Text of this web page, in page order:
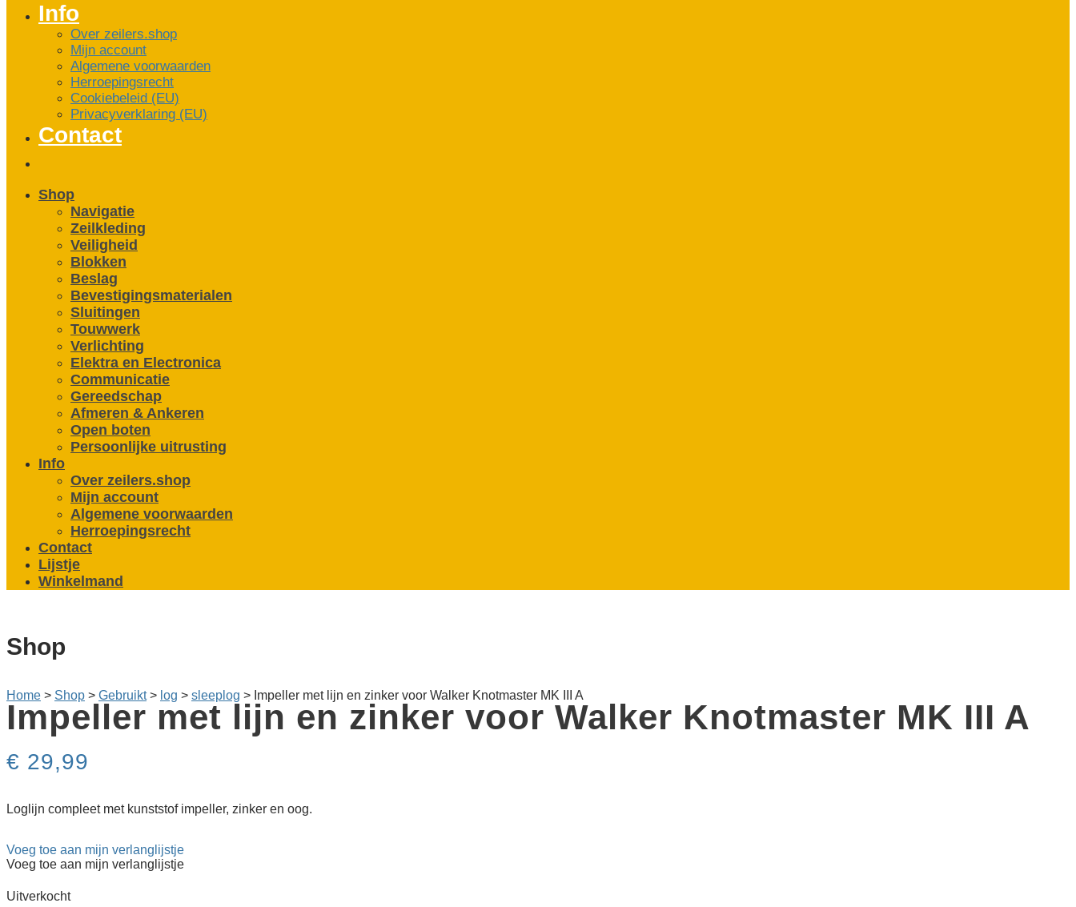
Info
Over zeilers.shop
Mijn account
Algemene voorwaarden
Herroepingsrecht
Cookiebeleid (EU)
Privacyverklaring (EU)
Contact
Shop
Navigatie
Zeilkleding
Veiligheid
Blokken
Beslag
Bevestigings­­materialen
Sluitingen
Touwwerk
Verlichting
Elektra en Electronica
Communicatie
Gereedschap
Afmeren & Ankeren
Open boten
Persoonlijke uitrusting
Info
Over zeilers.shop
Mijn account
Algemene voorwaarden
Herroepingsrecht
Contact
Lijstje
Winkelmand
Shop
Home > Shop > Gebruikt> log > sleeplog > Impeller met lijn en zinker voor Walker Knotmaster MK III A
Impeller met lijn en zinker voor Walker Knotmaster MK III A
€ 29,99
Loglijn compleet met kunststof impeller, zinker en oog.
Voeg toe aan mijn verlanglijstje
Voeg toe aan mijn verlanglijstje
Uitverkocht